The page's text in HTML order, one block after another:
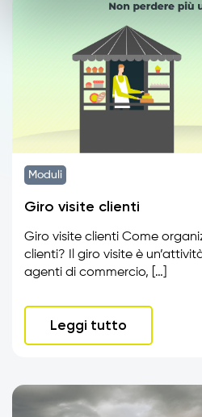
Moduli
Giro visite clienti
Giro visite clienti Come
clienti? Il giro visite è
agenti di commercio, […]
Leggi tutto